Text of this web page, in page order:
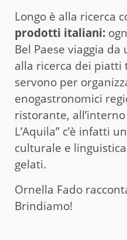
Longo è alla ricerca
prodotti italiani:
Bel Paese viaggia da
alla ricerca dei piatti
servono per
enogastronomici
ristorante,
L’Aquila” c’è infatti
culturale e
gelati.
Ornella Fado
Brindiamo!